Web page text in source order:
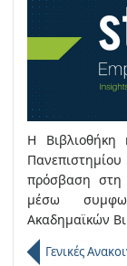
Η Βιβλιοθήκη
πρόσβαση
μέσω
Ακαδημαϊκών
Γενικές